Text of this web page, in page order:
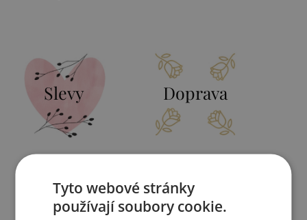
Slevy Doprava
Tyto webové stránky
používají soubory cookie.